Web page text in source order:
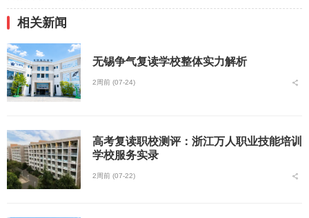
相关新闻
无锡争气复读学校整体实力解析
2周前 (07-24)
高考复读职校测评：浙江万人职业技能培训
学校服务实录
2周前 (07-22)